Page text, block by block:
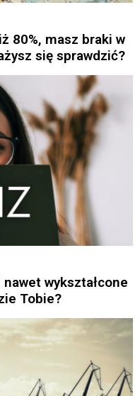
80%, masz braki w
się sprawdzić?
nawet wykształcone
Tobie?